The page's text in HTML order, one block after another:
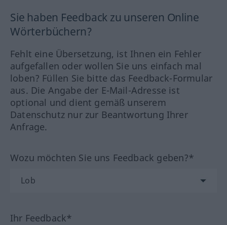
Sie haben Feedback zu unseren Online
Wörterbüchern?
Fehlt eine Übersetzung, ist Ihnen ein Fehler
aufgefallen oder wollen Sie uns einfach mal
loben? Füllen Sie bitte das Feedback-Formular
aus. Die Angabe der E-Mail-Adresse ist
optional und dient gemäß unserem
Datenschutz nur zur Beantwortung Ihrer
Anfrage.
Wozu möchten Sie uns Feedback geben?*
Ihr Feedback*